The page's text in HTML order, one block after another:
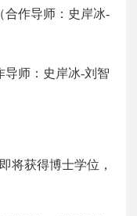
合作导师：史岸冰-
导师：史岸冰-刘智
将获得博士学位，